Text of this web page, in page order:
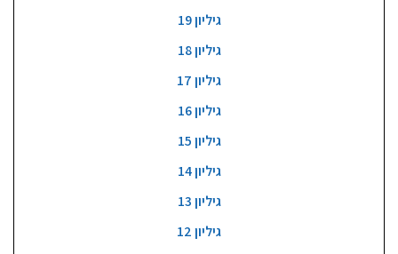
גיליון 19
גיליון 18
גיליון 17
גיליון 16
גיליון 15
גיליון 14
גיליון 13
גיליון 12